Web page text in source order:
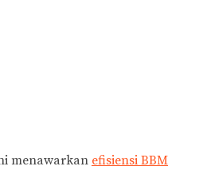
menawarkan efisiensi BBM